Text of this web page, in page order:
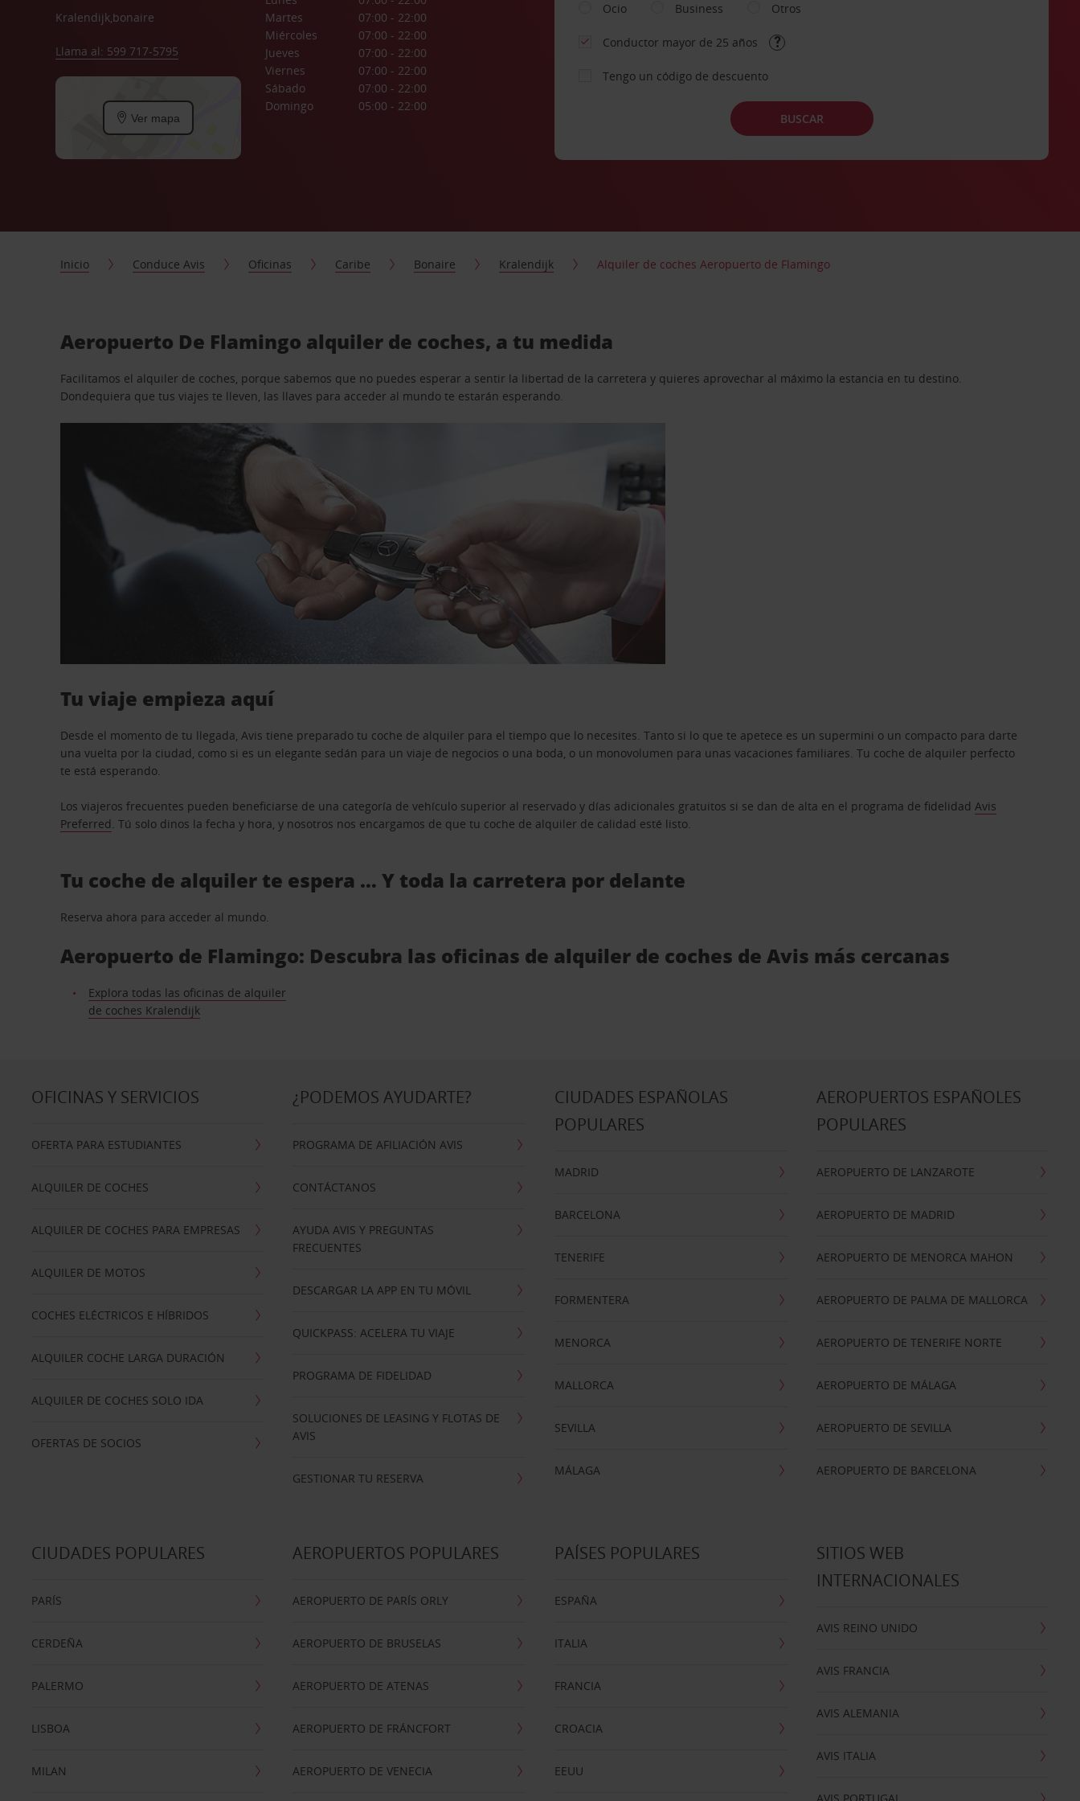
Kralendijk,bonaire
Llama al: 599 717-5795
Ver mapa
Martes
07:00 - 22:00
Miércoles
07:00 - 22:00
Jueves
07:00 - 22:00
Viernes
07:00 - 22:00
Sábado
07:00 - 22:00
Domingo
05:00 - 22:00
Ocio
Business Otros
Conductor mayor de 25 años
Tengo un código de descuento
BUSCAR
Inicio Conduce Avis Oficinas Caribe Bonaire Kralendijk Alquiler de coches Aeropuerto de Flamingo
Aeropuerto De Flamingo alquiler de coches, a tu medida
Facilitamos el alquiler de coches, porque sabemos que no puedes esperar a sentir la libertad de la carretera y quieres aprovechar al máximo la estancia en tu destino.
Dondequiera que tus viajes te lleven, las llaves para acceder al mundo te estarán esperando.
Tu viaje empieza aquí
Desde el momento de tu llegada, Avis tiene preparado tu coche de alquiler para el tiempo que lo necesites. Tanto si lo que te apetece es un supermini o un compacto para darte
una vuelta por la ciudad, como si es un elegante sedán para un viaje de negocios o una boda, o un monovolumen para unas vacaciones familiares. Tu coche de alquiler perfecto
te está esperando.
Los viajeros frecuentes pueden beneficiarse de una categoría de vehículo superior al reservado y días adicionales gratuitos si se dan de alta en el programa de fidelidadAvis
Preferred. Tú solo dinos la fecha y hora, y nosotros nos encargamos de que tu coche de alquiler de calidad esté listo.
Tu coche de alquiler te espera … Y toda la carretera por delante
Reserva ahora para acceder al mundo.
Aeropuerto de Flamingo: Descubra las oficinas de alquiler de coches de Avis más cercanas
Explora todas las oficinas de alquiler
de coches Kralendijk
OFICINAS Y SERVICIOS
OFERTA PARA ESTUDIANTES
ALQUILER DE COCHES
ALQUILER DE COCHES PARA EMPRESAS
ALQUILER DE MOTOS
COCHES ELÉCTRICOS E HÍBRIDOS
ALQUILER COCHE LARGA DURACIÓN
ALQUILER DE COCHES SOLO IDA
OFERTAS DE SOCIOS
¿PODEMOS AYUDARTE?
PROGRAMA DE AFILIACIÓN AVIS
CONTÁCTANOS
AYUDA AVIS Y PREGUNTAS
FRECUENTES
DESCARGAR LA APP EN TU MÓVIL
QUICKPASS: ACELERA TU VIAJE
PROGRAMA DE FIDELIDAD
SOLUCIONES DE LEASING Y FLOTAS DE
AVIS
GESTIONAR TU RESERVA
CIUDADES ESPAÑOLAS
POPULARES
MADRID
BARCELONA
TENERIFE
FORMENTERA
MENORCA
MALLORCA
SEVILLA
MÁLAGA
AEROPUERTOS ESPAÑOLES
POPULARES
AEROPUERTO DE LANZAROTE
AEROPUERTO DE MADRID
AEROPUERTO DE MENORCA MAHON
AEROPUERTO DE PALMA DE MALLORCA
AEROPUERTO DE TENERIFE NORTE
AEROPUERTO DE MÁLAGA
AEROPUERTO DE SEVILLA
AEROPUERTO DE BARCELONA
CIUDADES POPULARES
PARÍS
CERDEÑA
PALERMO
LISBOA
MILAN
AEROPUERTOS POPULARES
AEROPUERTO DE PARÍS ORLY
AEROPUERTO DE BRUSELAS
AEROPUERTO DE ATENAS
AEROPUERTO DE FRÁNCFORT
AEROPUERTO DE VENECIA
PAÍSES POPULARES
ESPAÑA
ITALIA
FRANCIA
CROACIA
EEUU
SITIOS WEB
INTERNACIONALES
AVIS REINO UNIDO
AVIS FRANCIA
AVIS ALEMANIA
AVIS ITALIA